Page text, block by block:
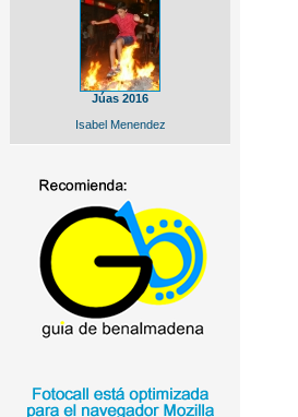
Júas 2016
Isabel Menendez